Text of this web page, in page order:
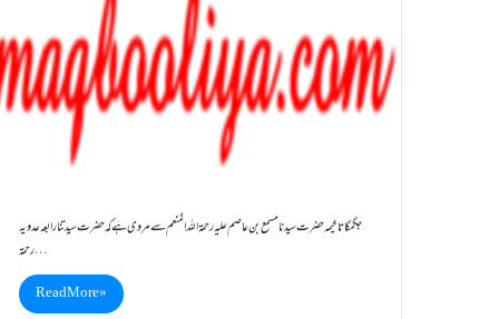
جگمگاتا خیمہ حضرت سیدنا مسمع بن عاصم علیہ رحمۃ اللہ المُنعم سے مروی ہے کہ حضرت سیدتنا رابعہ عدویہ
رحمۃ…
Read More »